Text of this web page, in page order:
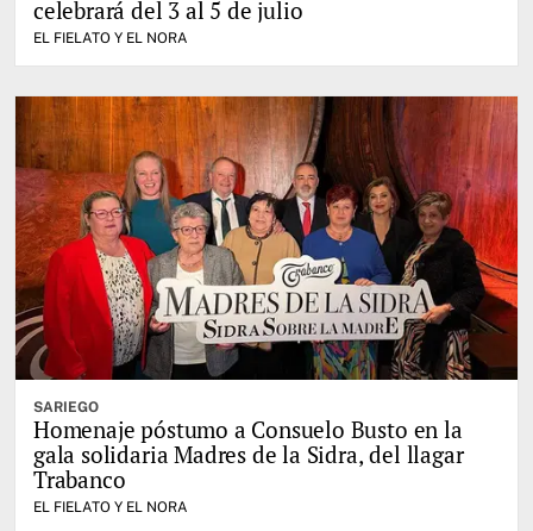
celebrará del 3 al 5 de julio
EL FIELATO Y EL NORA
SARIEGO
Homenaje póstumo a Consuelo Busto en la
gala solidaria Madres de la Sidra, del llagar
Trabanco
EL FIELATO Y EL NORA